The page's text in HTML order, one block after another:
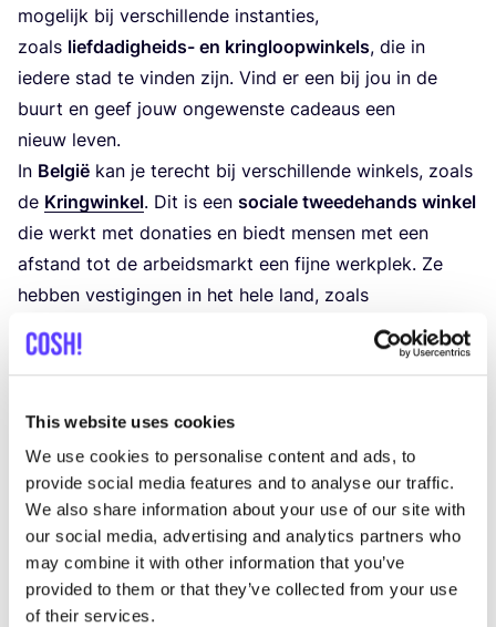
This website uses cookies
We use cookies to personalise content and ads, to
provide social media features and to analyse our traffic.
We also share information about your use of our site with
our social media, advertising and analytics partners who
may combine it with other information that you’ve
provided to them or that they’ve collected from your use
of their services.
moge­lijk bij ver­schil­len­de instan­ties,
zoals lief­da­dig­heids- en kring­loop­win­kels, die in
iede­re stad te vin­den zijn. Vind er een bij jou in de
buurt en geef jouw onge­wens­te cadeaus een
nieuw leven.
In Bel­gië kan je terecht bij ver­schil­len­de win­kels, zoals
de Kring­win­kel. Dit is een soci­a­le twee­de­hands win­kel
die werkt met dona­ties en biedt men­sen met een
afstand tot de arbeids­markt een fij­ne werk­plek. Ze
heb­ben ves­ti­gin­gen in het hele land, zoals
. Bij iede­re Kring­win­kel
is er een afle­ver­punt waar je spul­len kunt
spul­len bij een van deOxfam win­kels
pro­jec­ten wereldwijd.
InNeder­landzijn er ook ver­schil­len­de
kring­loop­win­kels waar je terecht kunt, zoalsDe
Loka­tiemet3ves­ti­gin­gen inAmster­dam ,Het Goed
met5ves­ti­gin­gen inRot­ter­damenLa Pou­bel­le
3 ves­ti­gin­gen in en rond­om
. Voor het spe­ci­fiek